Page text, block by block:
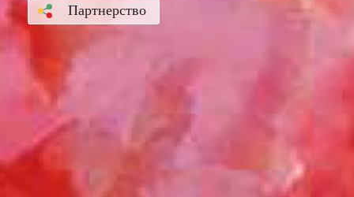
Партнерство